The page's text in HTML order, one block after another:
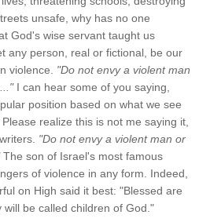
unsafe, why has no one
God's wise servant taught us
any person, real or fictional, be our
violence. "Do not envy a violent man
I can hear some of you saying,
position based on what we see
realize this is not me saying it,
"Do not envy a violent man or
The son of Israel's most famous
of violence in any form. Indeed,
on High said it best: "Blessed are
be called children of God."